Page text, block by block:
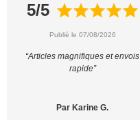
5/5
Publié le 07/08/2026
“Articles magnifiques et envois
rapide”
Par Karine G.